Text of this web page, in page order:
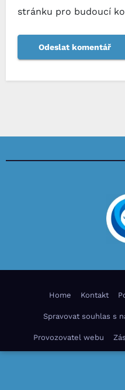
stránku pro budoucí
Home Kontakt
Spravovat souhlas s
Provozovatel webu